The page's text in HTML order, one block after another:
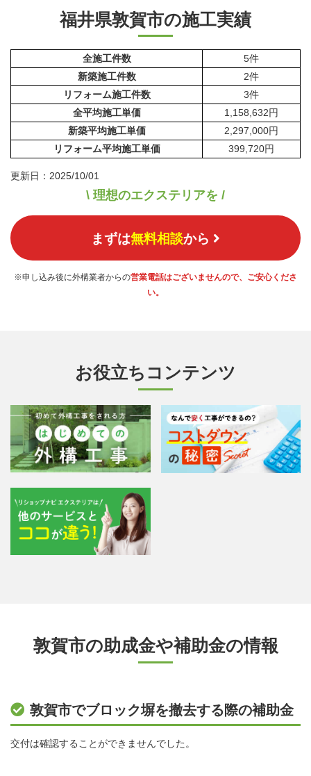
福井県敦賀市の施工実績
全施工件数
5件
新築施工件数
2件
リフォーム施工件数
3件
全平均施工単価
1,158,632円
新築平均施工単価
2,297,000円
リフォーム平均施工単価
399,720円
更新日：2025/10/01
\ 理想のエクステリアを /
まずは無料相談から
※申し込み後に外構業者からの営業電話はございませんので、ご安心くださ
い。
お役立ちコンテンツ
敦賀市の助成金や補助金の情報
敦賀市でブロック塀を撤去する際の補助金
交付は確認することができませんでした。